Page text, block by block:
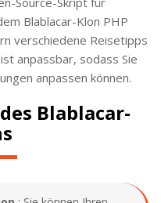
Blablacar-Klon PHP
verschiedene Reisetipps
anpassbar, sodass Sie
anpassen können.
Blablacar-